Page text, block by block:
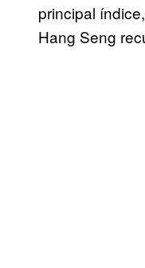
principal
Hang Seng